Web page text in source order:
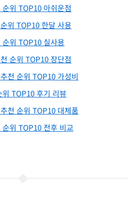
위 TOP10 아쉬운점
위 TOP10 한달 사용
위 TOP10 실사용
순위 TOP10 장단점
천 순위 TOP10 가성비
TOP10 후기 리뷰
천 순위 TOP10 대체품
위 TOP10 전후 비교